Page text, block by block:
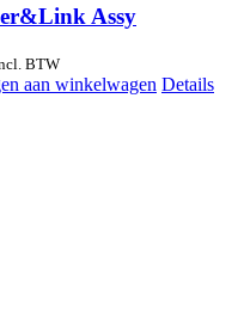
Assy
BTW
aan winkelwagen Details